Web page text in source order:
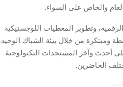
والخاص على السواء.
وتطوير المعطيات اللوجستيكية
من خلال بيئة الشباك
أحدث وآخر المستجدات التكنولوجية
الحاضرين.